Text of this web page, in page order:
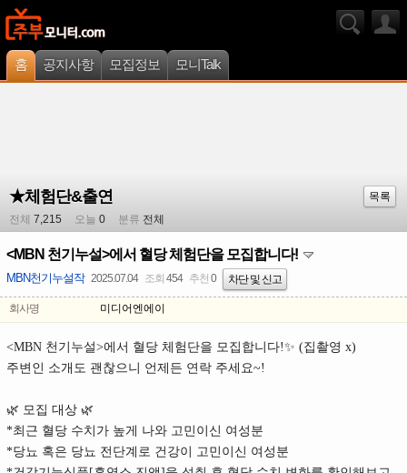
홈 공지사항 모집정보 모니Talk
★체험단&출연
목록
전체 7,215 오늘 0 분류 전체
<MBN 천기누설>에서 혈당 체험단을 모집합니다!
MBN천기누설작 2025.07.04 조회 454 추천 0 차단 및 신고
회사명 미디어엔에이
<MBN 천기누설>에서 혈당 체험단을 모집합니다!✨ (집촬영 x)
주변인 소개도 괜찮으니 언제든 연락 주세요~!
🌿 모집 대상 🌿
*최근 혈당 수치가 높게 나와 고민이신 여성분
*당뇨 혹은 당뇨 전단계로 건강이 고민이신 여성분